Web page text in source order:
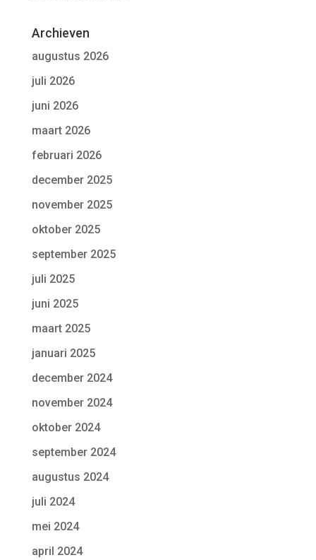
Archieven
augustus 2026
juli 2026
juni 2026
maart 2026
februari 2026
december 2025
november 2025
oktober 2025
september 2025
juli 2025
juni 2025
maart 2025
januari 2025
december 2024
november 2024
oktober 2024
september 2024
augustus 2024
juli 2024
mei 2024
april 2024